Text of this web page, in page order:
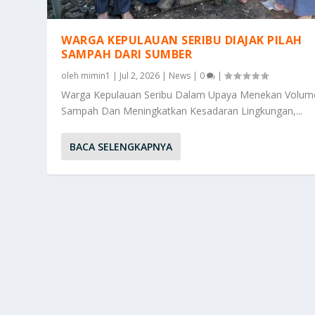
WARGA KEPULAUAN SERIBU DIAJAK PILAH
SAMPAH DARI SUMBER
oleh mimin1 | Jul 2, 2026 | News | 0 |
Warga Kepulauan Seribu Dalam Upaya Menekan
Sampah Dan Meningkatkan Kesadaran Lingkungan,...
BACA SELENGKAPNYA